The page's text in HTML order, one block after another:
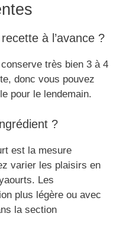
à l’avance ?
très bien 3 à 4
donc vous pouvez
pour le lendemain.
?
est la mesure
varier les plaisirs en
Les
plus légère ou avec
la section